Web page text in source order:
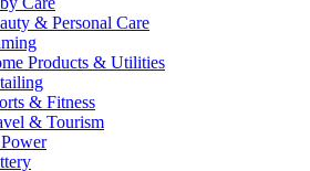
& Personal Care
Products & Utilities
& Fitness
& Tourism